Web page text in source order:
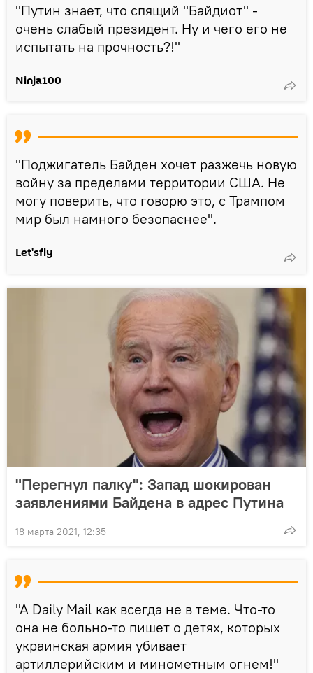
"Путин знает, что спящий "Байдиот" -
очень слабый президент. Ну и чего его не
испытать на прочность?!"
Ninja100
"Поджигатель Байден хочет разжечь новую
войну за пределами территории США. Не
могу поверить, что говорю это, с Трампом
мир был намного безопаснее".
Let'sfly
"Перегнул палку": Запад шокирован
заявлениями Байдена в адрес Путина
18 марта 2021, 12:35
"А Daily Mail как всегда не в теме. Что-то
она не больно-то пишет о детях, которых
украинская армия убивает
артиллерийским и минометным огнем!"